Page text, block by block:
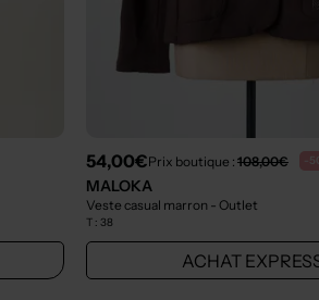
54,00€Prix boutique : 108,00€ -
MALOKA
Veste casual marron - Outlet
T : 38
ACHAT